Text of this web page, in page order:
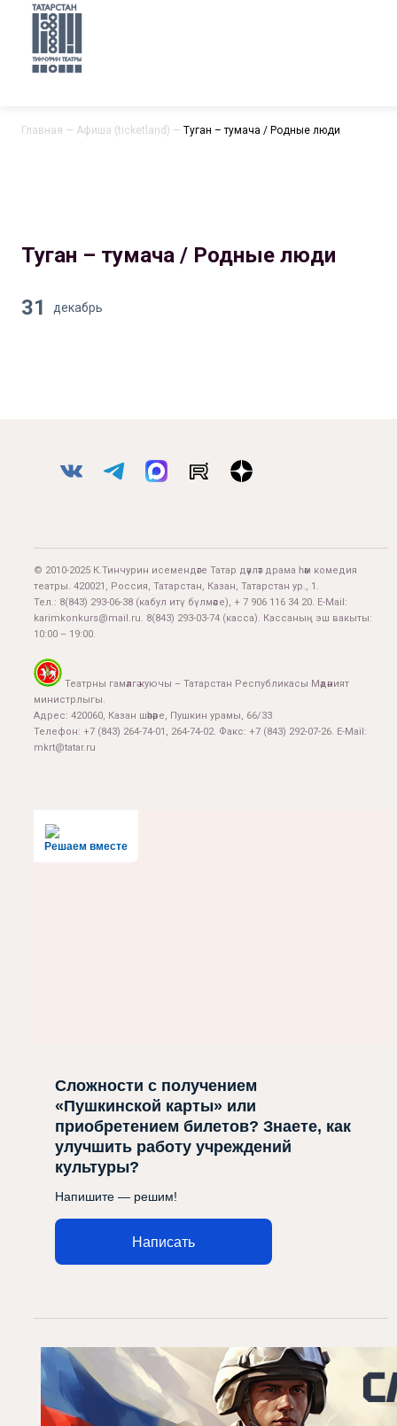
Главная — Афиша (ticketland) — Туган – тумача / Родные люди
Туган – тумача / Родные люди
31 декабрь
© 2010-2025 К.Тинчурин исемендәге Татар дәүләт драма һәм комедия
театры. 420021, Россия, Татарстан, Казан, Татарстан ур., 1.
Тел.: 8(843) 293-06-38 (кабул итү бүлмәсе), + 7 906 116 34 20. E-Mail:
karimkonkurs@mail.ru. 8(843) 293-03-74 (касса). Кассаның эш вакыты:
10:00 – 19:00.
Театрны гамәлгә куючы – Татарстан Республикасы Мәдәният
министрлыгы.
Адрес: 420060, Казан шәһәре, Пушкин урамы, 66/33
Телефон: +7 (843) 264-74-01, 264-74-02. Факс: +7 (843) 292-07-26. E-Mail:
mkrt@tatar.ru
Решаем вместе
Сложности с получением
«Пушкинской карты» или
приобретением билетов? Знаете, как
улучшить работу учреждений
культуры?
Напишите — решим!
Написать